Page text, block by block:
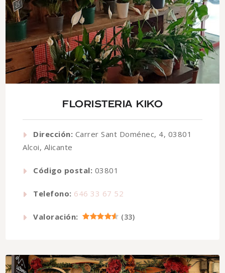
FLORISTERIA KIKO
Dirección: Carrer Sant Doménec, 4, 03801
Alcoi, Alicante
Código postal: 03801
Telefono: 646 33 67 52
Valoración: (33)